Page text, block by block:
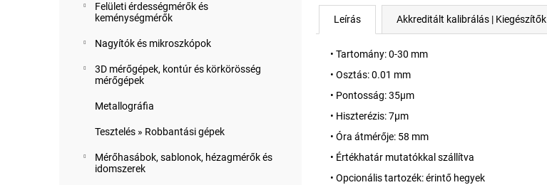
Felületi érdességmérők és
keménységmérők
Nagyítók és mikroszkópok
3D mérőgépek, kontúr és körkörösség
mérőgépek
Metallográfia
Tesztelés » Robbantási gépek
Mérőhasábok, sablonok, hézagmérők és
idomszerek
Leírás Akkreditált kalibrálás | Kiegészítők
• Tartomány: 0-30 mm
• Osztás: 0.01 mm
• Pontosság: 35µm
• Hiszterézis: 7µm
• Óra átmérője: 58 mm
• Értékhatár mutatókkal szállítva
• Opcionális tartozék: érintő hegyek